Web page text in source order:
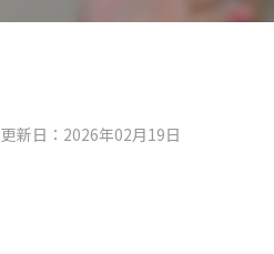
更新日：2026年02月19日